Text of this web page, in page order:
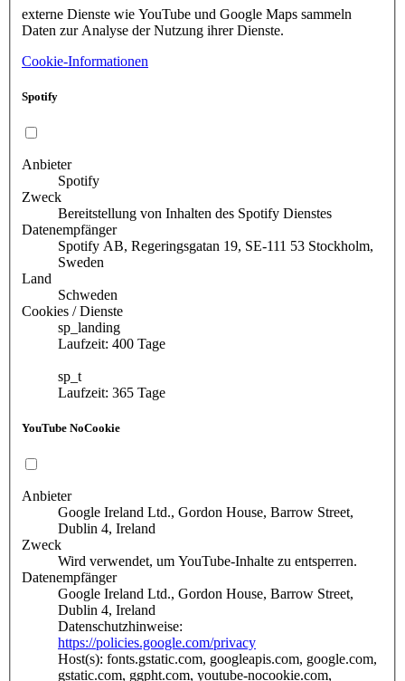
externe Dienste wie YouTube und Google Maps sammeln
Daten zur Analyse der Nutzung ihrer Dienste.
Cookie-Informationen
Spotify
Anbieter
Spotify
Zweck
Bereitstellung von Inhalten des Spotify Dienstes
Datenempfänger
Spotify AB, Regeringsgatan 19, SE-111 53 Stockholm,
Sweden
Land
Schweden
Cookies / Dienste
sp_landing
Laufzeit: 400 Tage
sp_t
Laufzeit: 365 Tage
YouTube NoCookie
Anbieter
Google Ireland Ltd., Gordon House, Barrow Street,
Dublin 4, Ireland
Zweck
Wird verwendet, um YouTube-Inhalte zu entsperren.
Datenempfänger
Google Ireland Ltd., Gordon House, Barrow Street,
Dublin 4, Ireland
Datenschutzhinweise:
https://policies.google.com/privacy
Host(s): fonts.gstatic.com, googleapis.com, google.com,
gstatic.com, ggpht.com, youtube-nocookie.com,